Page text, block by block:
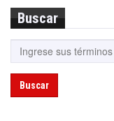
Buscar
Buscar